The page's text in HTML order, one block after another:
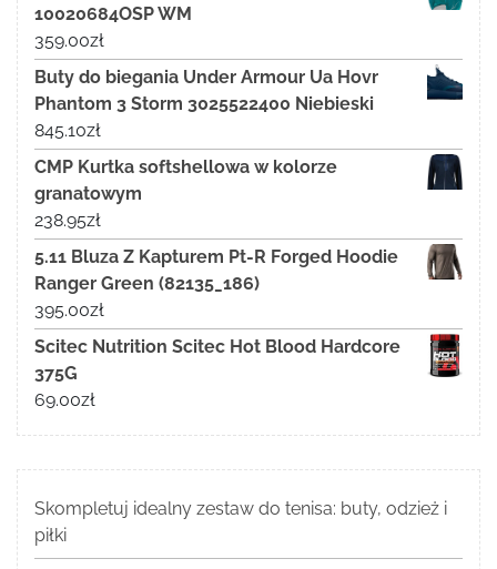
10020684OSP WM
359.00zł
Buty do biegania Under Armour Ua Hovr
Phantom 3 Storm 3025522400 Niebieski
845.10zł
CMP Kurtka softshellowa w kolorze
granatowym
238.95zł
5.11 Bluza Z Kapturem Pt-R Forged Hoodie
Ranger Green (82135_186)
395.00zł
Scitec Nutrition Scitec Hot Blood Hardcore
375G
69.00zł
Skompletuj idealny zestaw do tenisa: buty, odzież i
piłki